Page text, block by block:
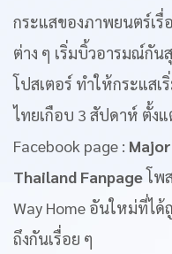
กระแสของภาพยนตร์เรื่
ต่าง ๆ เริ่มบิ้วอารมณ์กั
โปสเตอร์ ทำให้กระแส
ไทยเกือบ 3 สัปดาห์ ตั้งแ
Facebook page :
Thailand Fanpageโพ
Way Home อันใหม่ที่ไ
ถึงกันเรื่อย ๆ